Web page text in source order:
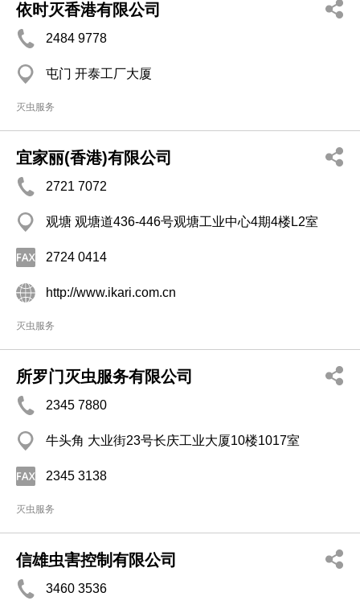
依时灭香港有限公司
2484 9778
屯门 开泰工厂大厦
灭虫服务
宜家丽(香港)有限公司
2721 7072
观塘 观塘道436-446号观塘工业中心4期4楼L2室
2724 0414
http://www.ikari.com.cn
灭虫服务
所罗门灭虫服务有限公司
2345 7880
牛头角 大业街23号长庆工业大厦10楼1017室
2345 3138
灭虫服务
信雄虫害控制有限公司
3460 3536